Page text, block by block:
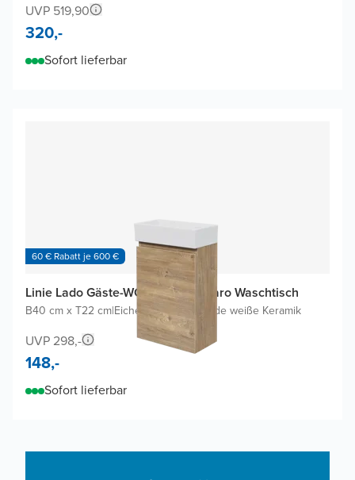
UVP 519,90
320,-
Sofort lieferbar
60 € Rabatt je 600 €
Linie Lado Gäste-WC Möbel mit Baro Waschtisch
B40 cm x T22 cm|Eiche Natur Glänzende weiße Keramik
UVP 298,-
148,-
Sofort lieferbar